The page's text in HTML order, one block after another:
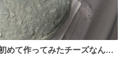
めて作ってみたチーズなんだ
思っちゃう見た目だな